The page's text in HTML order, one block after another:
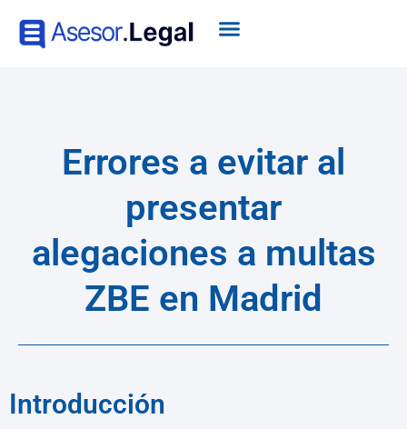
Errores a evitar al
presentar
alegaciones a multas
ZBE en Madrid
Introducción